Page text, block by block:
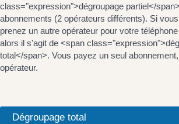
class="expression">dégroupage partiel</
abonnements (2 opérateurs différents). Si
prenez un autre opérateur pour votre
alors il s'agit de <span
total</span>. Vous payez un seul
opérateur.
Dégroupage total